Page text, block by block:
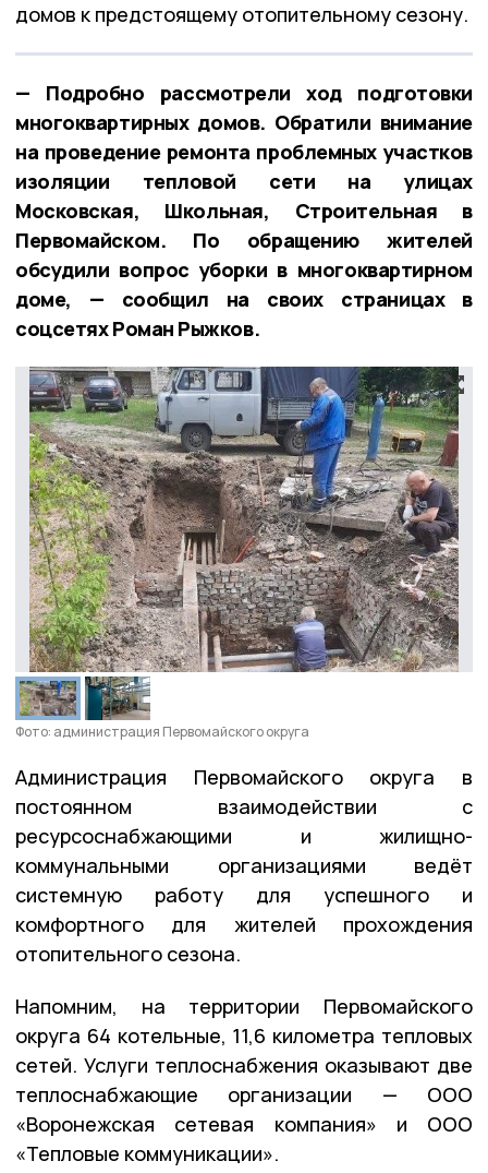
домов к предстоящему отопительному сезону.
— Подробно рассмотрели ход подготовки
многоквартирных домов. Обратили внимание
на проведение ремонта проблемных участков
изоляции тепловой сети на улицах
Московская, Школьная, Строительная в
Первомайском. По обращению жителей
обсудили вопрос уборки в многоквартирном
доме, — сообщил на своих страницах в
соцсетях Роман Рыжков.
Фото: администрация Первомайского округа
Администрация Первомайского округа в
постоянном взаимодействии с
ресурсоснабжающими и жилищно-
коммунальными организациями ведёт
системную работу для успешного и
комфортного для жителей прохождения
отопительного сезона.
Напомним, на территории Первомайского
округа 64 котельные, 11,6 километра тепловых
сетей. Услуги теплоснабжения оказывают две
теплоснабжающие организации — ООО
«Воронежская сетевая компания» и ООО
«Тепловые коммуникации».